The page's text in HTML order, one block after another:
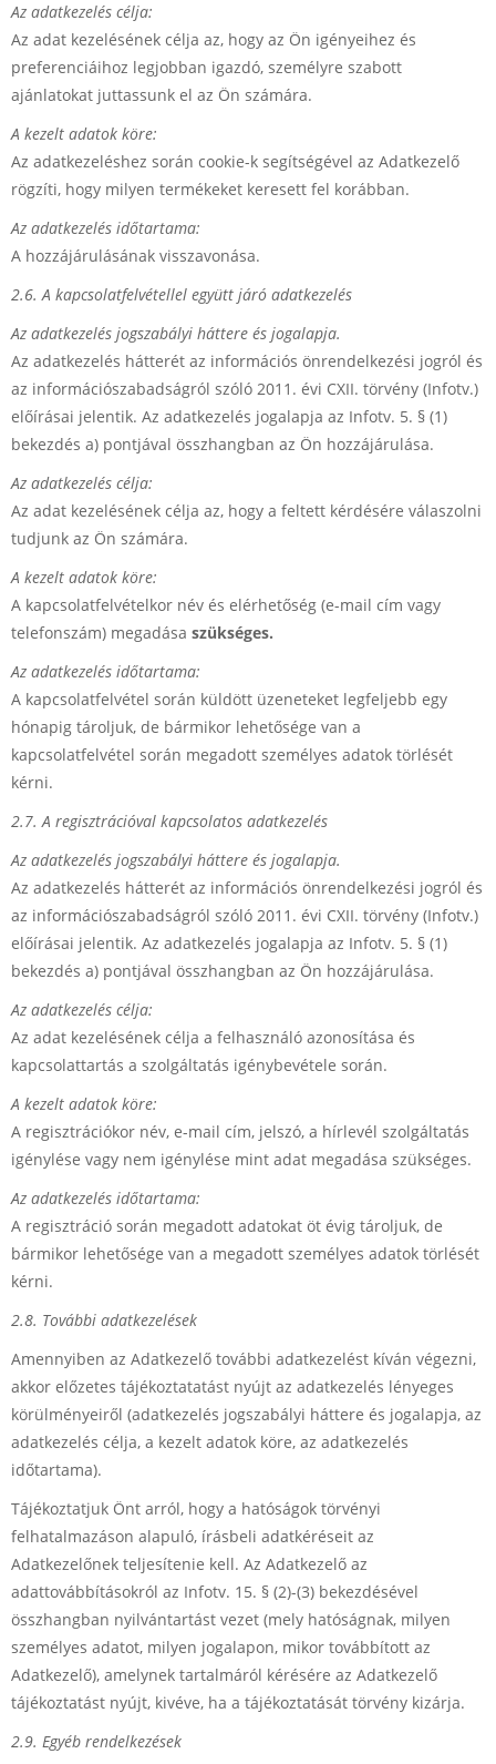
Az adatkezelés célja:
Az adat kezelésének célja az, hogy az Ön igényeihez és
preferenciáihoz legjobban igazdó, személyre szabott
ajánlatokat juttassunk el az Ön számára.
A kezelt adatok köre:
Az adatkezeléshez során cookie-k segítségével az Adatkezelő
rögzíti, hogy milyen termékeket keresett fel korábban.
Az adatkezelés időtartama:
A hozzájárulásának visszavonása.
2.6. A kapcsolatfelvétellel együtt járó adatkezelés
Az adatkezelés jogszabályi háttere és jogalapja.
Az adatkezelés hátterét az információs önrendelkezési jogról és
az információszabadságról szóló 2011. évi CXII. törvény (Infotv.)
előírásai jelentik. Az adatkezelés jogalapja az Infotv. 5. § (1)
bekezdés a) pontjával összhangban az Ön hozzájárulása.
Az adatkezelés célja:
Az adat kezelésének célja az, hogy a feltett kérdésére válaszolni
tudjunk az Ön számára.
A kezelt adatok köre:
A kapcsolatfelvételkor név és elérhetőség (e-mail cím vagy
telefonszám) megadása szükséges.
Az adatkezelés időtartama:
A kapcsolatfelvétel során küldött üzeneteket legfeljebb egy
hónapig tároljuk, de bármikor lehetősége van a
kapcsolatfelvétel során megadott személyes adatok törlését
kérni.
2.7. A regisztrációval kapcsolatos adatkezelés
Az adatkezelés jogszabályi háttere és jogalapja.
Az adatkezelés hátterét az információs önrendelkezési jogról és
az információszabadságról szóló 2011. évi CXII. törvény (Infotv.)
előírásai jelentik. Az adatkezelés jogalapja az Infotv. 5. § (1)
bekezdés a) pontjával összhangban az Ön hozzájárulása.
Az adatkezelés célja:
Az adat kezelésének célja a felhasználó azonosítása és
kapcsolattartás a szolgáltatás igénybevétele során.
A kezelt adatok köre:
A regisztrációkor név, e-mail cím, jelszó, a hírlevél szolgáltatás
igénylése vagy nem igénylése mint adat megadása szükséges.
Az adatkezelés időtartama:
A regisztráció során megadott adatokat öt évig tároljuk, de
bármikor lehetősége van a megadott személyes adatok törlését
kérni.
2.8. További adatkezelések
Amennyiben az Adatkezelő további adatkezelést kíván végezni,
akkor előzetes tájékoztatatást nyújt az adatkezelés lényeges
körülményeiről (adatkezelés jogszabályi háttere és jogalapja, az
adatkezelés célja, a kezelt adatok köre, az adatkezelés
időtartama).
Tájékoztatjuk Önt arról, hogy a hatóságok törvényi
felhatalmazáson alapuló, írásbeli adatkéréseit az
Adatkezelőnek teljesítenie kell. Az Adatkezelő az
adattovábbításokról az Infotv. 15. § (2)-(3) bekezdésével
összhangban nyilvántartást vezet (mely hatóságnak, milyen
személyes adatot, milyen jogalapon, mikor továbbított az
Adatkezelő), amelynek tartalmáról kérésére az Adatkezelő
tájékoztatást nyújt, kivéve, ha a tájékoztatását törvény kizárja.
2.9. Egyéb rendelkezések